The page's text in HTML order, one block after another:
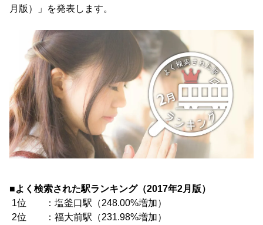
月版）」を発表します。
■よく検索された駅ランキング（2017年2月版）
1位 ：塩釜口駅（248.00%増加）
2位 ：福大前駅（231.98%増加）